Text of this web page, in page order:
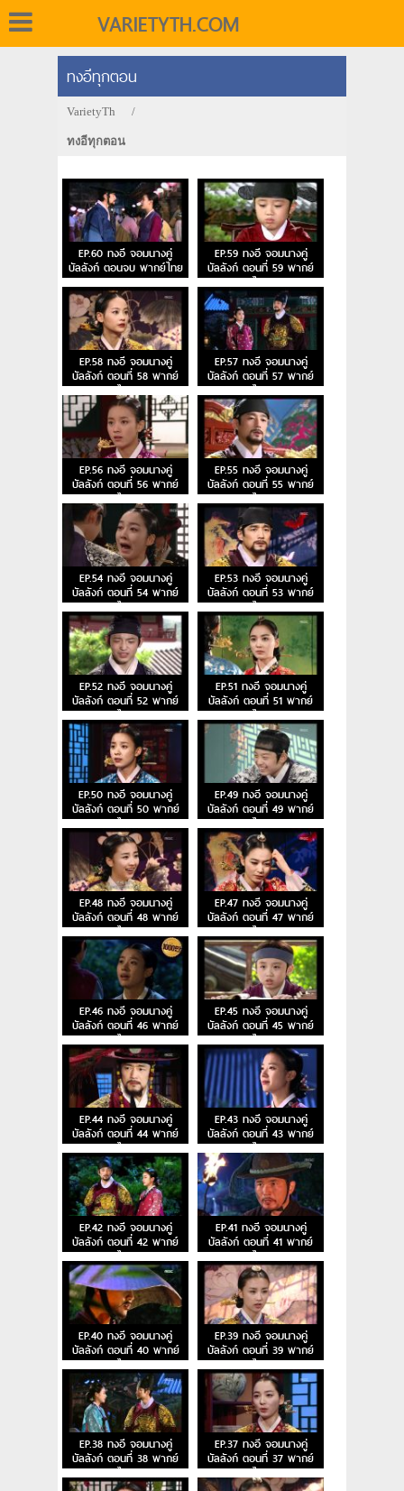
VARIETYTH.COM
ทงอีทุกตอน
VarietyTh /
ทงอีทุกตอน
EP.60 ทงอี จอมนางคู่
บัลลังก์ ตอนจบ พากย์ไทย
EP.59 ทงอี จอมนางคู่
บัลลังก์ ตอนที่ 59 พากย์
ไทย
EP.58 ทงอี จอมนางคู่
บัลลังก์ ตอนที่ 58 พากย์
ไทย
EP.57 ทงอี จอมนางคู่
บัลลังก์ ตอนที่ 57 พากย์
ไทย
EP.56 ทงอี จอมนางคู่
บัลลังก์ ตอนที่ 56 พากย์
ไทย
EP.55 ทงอี จอมนางคู่
บัลลังก์ ตอนที่ 55 พากย์
ไทย
EP.54 ทงอี จอมนางคู่
บัลลังก์ ตอนที่ 54 พากย์
ไทย
EP.53 ทงอี จอมนางคู่
บัลลังก์ ตอนที่ 53 พากย์
ไทย
EP.52 ทงอี จอมนางคู่
บัลลังก์ ตอนที่ 52 พากย์
ไทย
EP.51 ทงอี จอมนางคู่
บัลลังก์ ตอนที่ 51 พากย์
ไทย
EP.50 ทงอี จอมนางคู่
บัลลังก์ ตอนที่ 50 พากย์
ไทย
EP.49 ทงอี จอมนางคู่
บัลลังก์ ตอนที่ 49 พากย์
ไทย
EP.48 ทงอี จอมนางคู่
บัลลังก์ ตอนที่ 48 พากย์
ไทย
EP.47 ทงอี จอมนางคู่
บัลลังก์ ตอนที่ 47 พากย์
ไทย
EP.46 ทงอี จอมนางคู่
บัลลังก์ ตอนที่ 46 พากย์
ไทย
EP.45 ทงอี จอมนางคู่
บัลลังก์ ตอนที่ 45 พากย์
ไทย
EP.44 ทงอี จอมนางคู่
บัลลังก์ ตอนที่ 44 พากย์
ไทย
EP.43 ทงอี จอมนางคู่
บัลลังก์ ตอนที่ 43 พากย์
ไทย
EP.42 ทงอี จอมนางคู่
บัลลังก์ ตอนที่ 42 พากย์
ไทย
EP.41 ทงอี จอมนางคู่
บัลลังก์ ตอนที่ 41 พากย์
ไทย
EP.40 ทงอี จอมนางคู่
บัลลังก์ ตอนที่ 40 พากย์
ไทย
EP.39 ทงอี จอมนางคู่
บัลลังก์ ตอนที่ 39 พากย์
ไทย
EP.38 ทงอี จอมนางคู่
บัลลังก์ ตอนที่ 38 พากย์
ไทย
EP.37 ทงอี จอมนางคู่
บัลลังก์ ตอนที่ 37 พากย์
ไทย